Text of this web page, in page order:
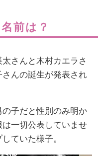
前は？
さんと木村カエラさ
んの誕生が発表され
子だと性別のみ明か
一切公表していませ
ていた様子。